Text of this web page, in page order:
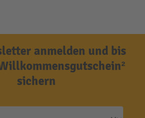
anmelden und bis
sichern